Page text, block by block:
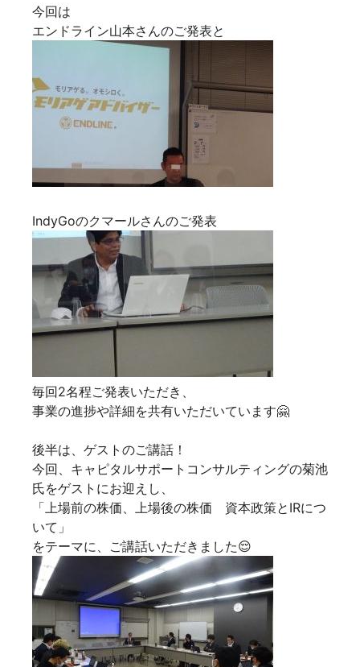
今回は
エンドライン山本さんのご発表と
IndyGoのクマールさんのご発表
毎回2名程ご発表いただき、
事業の進捗や詳細を共有いただいています🤗
後半は、ゲストのご講話！
今回、キャピタルサポートコンサルティングの菊池
氏をゲストにお迎えし、
「上場前の株価、上場後の株価 資本政策とIRにつ
いて」
をテーマに、ご講話いただきました😌